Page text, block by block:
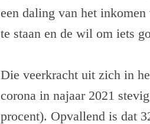
een daling van het
te staan en de wil om iets
Die veerkracht uit zich in
corona in najaar 2021
procent). Opvallend is dat